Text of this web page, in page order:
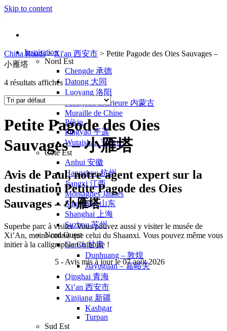
Skip to content
Inspiration
Nord Est
Chengde 承德
Datong 大同
Luoyang 洛阳
Mongolie Intérieure 内蒙古
Muraille de Chine
Pékin
Pingyao 平遥
Wutaishan 五台山
Côte Est
Anhui 安徽
Hangzhou 杭州
Jiangxi 江西
Montagnes Jaunes
Shandong 山东
Shanghai 上海
Suzhou 苏州
Nord Ouest
Gansu 甘肃
Dunhuang – 敦煌
Jiayuguan – 嘉峪关
Qinghai 青海
Xi’an 西安市
Xinjiang 新疆
Kashgar
Turpan
Sud Est
China Roads > Xi'an 西安市 > Petite Pagode des Oies Sauvages –
小雁塔
4 résultats affichés
Petite Pagode des Oies
Sauvages – 小雁塔
Avis de Paul, notre agent expert sur la
destination Petite Pagode des Oies
Sauvages – 小雁塔
Superbe parc à visiter. Vous pouvez aussi y visiter le musée de
Xi’An, moins connu que celui du Shaanxi. Vous pouvez même vous
initier à la calligraphie Chinoise !
5 - Avis mis à jour le 07 août 2026